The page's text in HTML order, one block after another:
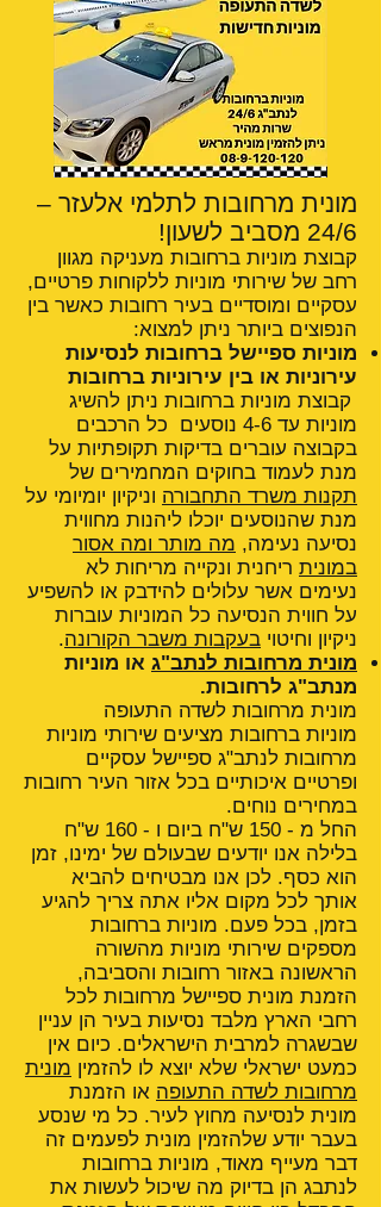
מונית מרחובות לתלמי אלעזר –
24/6 מסביב לשעון!
קבוצת מוניות ברחובות מעניקה מגוון
רחב של שירותי מוניות ללקוחות פרטיים,
עסקיים ומוסדיים בעיר רחובות כאשר בין
הנפוצים ביותר ניתן למצוא:
מוניות ספיישל ברחובות לנסיעות
עירוניות או בין עירוניות ברחובות
קבוצת מוניות ברחובות ניתן להשיג
מוניות עד 4-6 נוסעים כל הרכבים
בקבוצה עוברים בדיקות תקופתיות על
מנת לעמוד בחוקים המחמירים של
תקנות משרד התחבורה וניקיון יומיומי על
מנת שהנוסעים יוכלו ליהנות מחווית
נסיעה נעימה, מה מותר ומה אסור
במונית ריחנית ונקייה מריחות לא
נעימים אשר עלולים להידבק או להשפיע
על חווית הנסיעה כל המוניות עוברות
ניקיון וחיטוי בעקבות משבר הקורונה.
מונית מרחובות לנתב"ג או מוניות
מנתב"ג לרחובות.
מונית מרחובות לשדה התעופה
מוניות ברחובות מציעים שירותי מוניות
מרחובות לנתב"ג ספיישל עסקיים
ופרטיים איכותיים בכל אזור העיר רחובות
במחירים נוחים.
החל מ - 150 ש"ח ביום ו - 160 ש"ח
בלילה אנו יודעים שבעולם של ימינו, זמן
הוא כסף. לכן אנו מבטיחים להביא
אותך לכל מקום אליו אתה צריך להגיע
בזמן, בכל פעם. מוניות ברחובות
מספקים שירותי מוניות מהשורה
הראשונה באזור רחובות והסביבה,
הזמנת מונית ספיישל מרחובות לכל
רחבי הארץ מלבד נסיעות בעיר הן עניין
שבשגרה למרבית הישראלים. כיום אין
כמעט ישראלי שלא יוצא לו להזמין מונית
מרחובות לשדה התעופה או הזמנת
מונית לנסיעה מחוץ לעיר. כל מי שנסע
בעבר יודע שלהזמין מונית לפעמים זה
דבר מעייף מאוד, מוניות ברחובות
לנתבג הן בדיוק מה שיכול לעשות את